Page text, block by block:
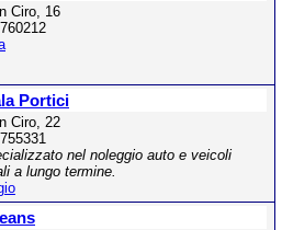
Ciro, 16
Portici
Ciro, 22
nel noleggio auto e veicoli
a lungo termine.